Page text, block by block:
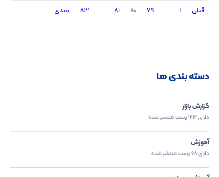
قبلی 1
…
79
80
81
…
83 بعدی
دسته بندی ها
گزارش بازار
دارای 992 پست منتشر شده
آموزش
دارای 68 پست منتشر شده